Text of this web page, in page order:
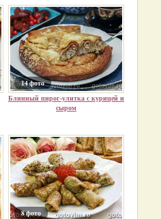
14 фото
Блинный пирог-улитка с курицей и
сыром
8 фото